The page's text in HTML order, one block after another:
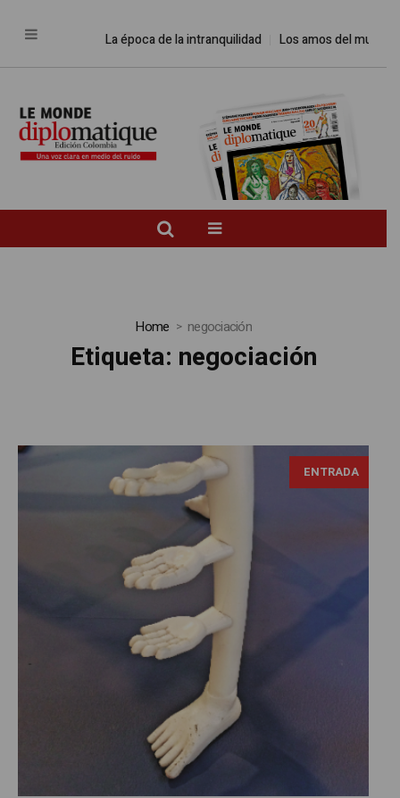
La época de la intranquilidad Los amos del mundo
Home negociación
Etiqueta: negociación
ENTRADA